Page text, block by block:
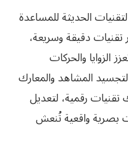
الحديثة للمساعدة
دقيقة وسريعة،
الزوايا والحركات
المشاهد والمعارك
تقنيات رقمية، لتعديل
بصرية واقعية تُنعش